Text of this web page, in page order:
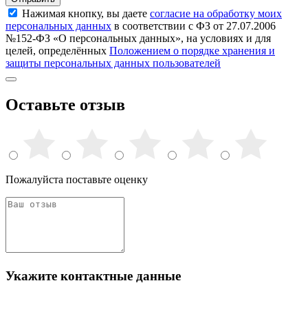
Нажимая кнопку, вы даете согласие на обработку моих
персональных данных в соответствии с ФЗ от 27.07.2006
№152-ФЗ «О персональных данных», на условиях и для
целей, определённых Положением о порядке хранения и
защиты персональных данных пользователей
Оставьте отзыв
Пожалуйста поставьте оценку
Укажите контактные данные